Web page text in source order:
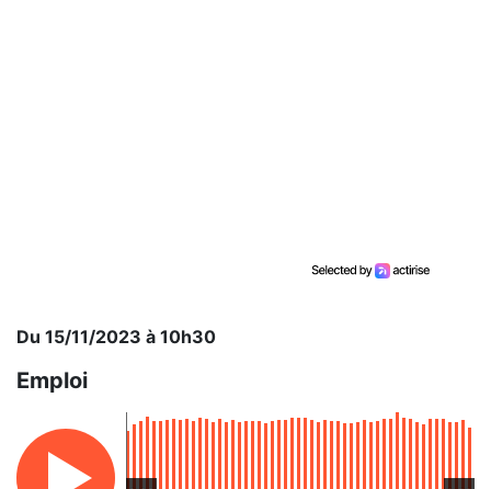
Du 15/11/2023 à 10h30
Emploi